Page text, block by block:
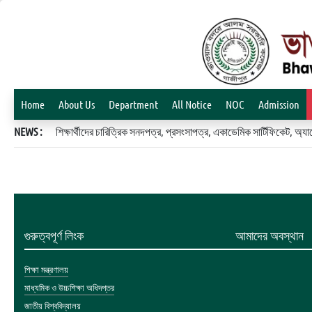
Home About Us Department All Notice NOC Admission
NEWS : শিক্ষার্থীদের চারিত্রিক সনদপত্র, প্রসংসাপত্র, একাডেমিক
গুরুত্বপূর্ণ লিংক
শিক্ষা মন্ত্রণালয়
মাধ্যমিক ও উচ্চশিক্ষা অধিদপ্তর
জাতীয় বিশ্ববিদ্যালয়
আমাদের অবস্থান